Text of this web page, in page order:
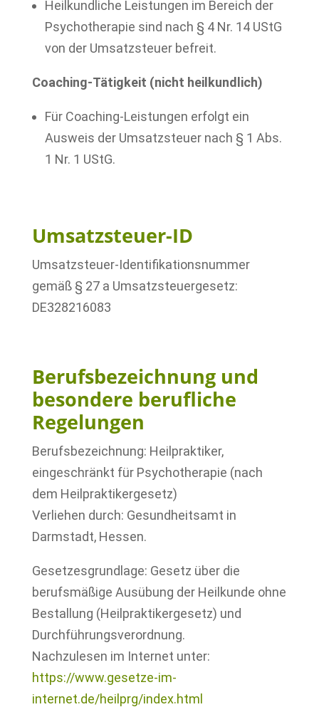
Heilkundliche Leistungen im Bereich der
Psychotherapie sind nach § 4 Nr. 14 UStG
von der Umsatzsteuer befreit.
Coaching-Tätigkeit (nicht heilkundlich)
Für Coaching-Leistungen erfolgt ein
Ausweis der Umsatzsteuer nach § 1 Abs.
1 Nr. 1 UStG.
Umsatzsteuer-ID
Umsatzsteuer-Identifikationsnummer
gemäß § 27 a Umsatzsteuergesetz:
DE328216083
Berufsbezeichnung und
besondere berufliche
Regelungen
Berufsbezeichnung: Heilpraktiker,
eingeschränkt für Psychotherapie (nach
dem Heilpraktikergesetz)
Verliehen durch: Gesundheitsamt in
Darmstadt, Hessen.
Gesetzesgrundlage: Gesetz über die
berufsmäßige Ausübung der Heilkunde ohne
Bestallung (Heilpraktikergesetz) und
Durchführungsverordnung.
Nachzulesen im Internet unter:
https://www.gesetze-im-
internet.de/heilprg/index.html